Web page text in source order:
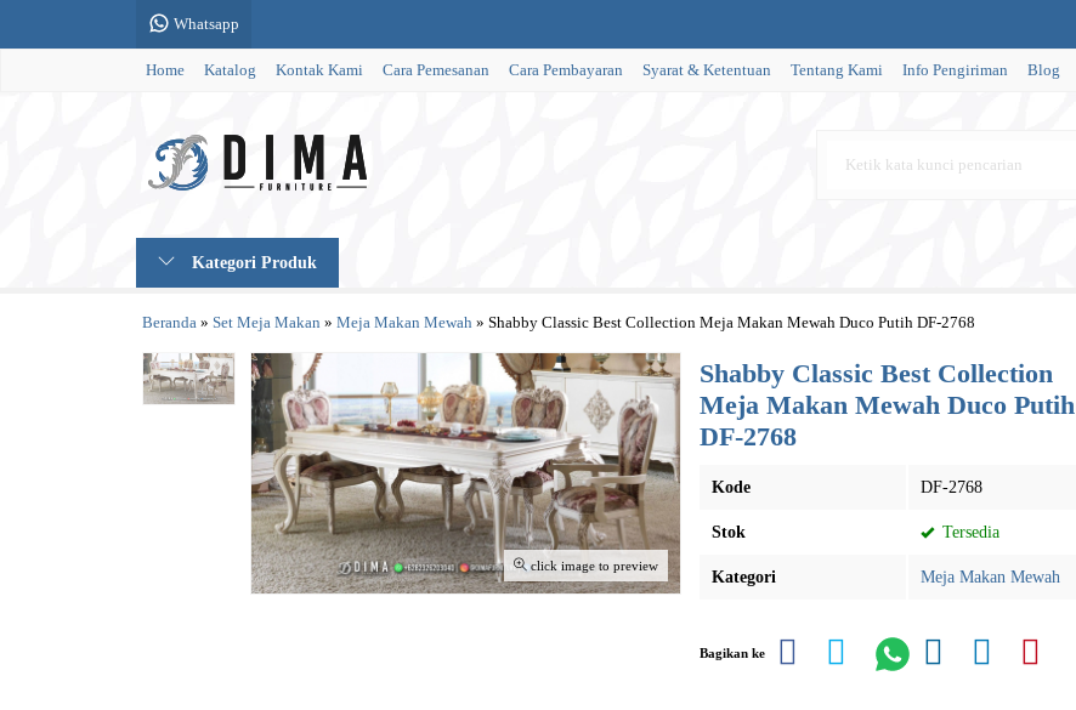
Whatsapp
Home Katalog Kontak Kami Cara Pemesanan Cara Pembayaran Syarat & Ketentuan Tentang Kami Info Pengiriman Blog
Kategori Produk
Beranda » Set Meja Makan » Meja Makan Mewah » Shabby Classic Best Collection Meja Makan Mewah Duco Putih DF-2768
click image to preview
Shabby Classic Best Collection
Meja Makan Mewah Duco Putih
DF-2768
Kode DF-2768
Stok Tersedia
Kategori Meja Makan Mewah
Bagikan ke